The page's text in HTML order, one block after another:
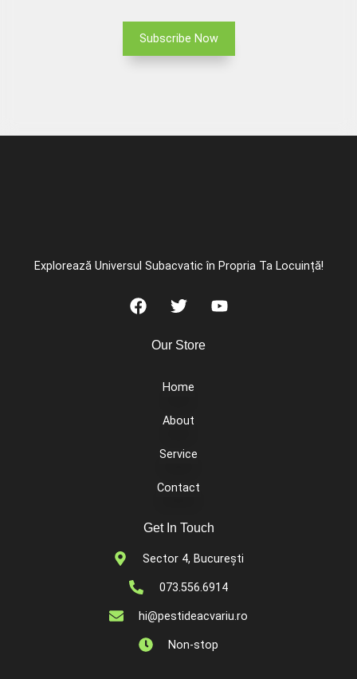
Subscribe Now
Explorează Universul Subacvatic în Propria Ta Locuință!
Our Store
Home
About
Service
Contact
Get In Touch
Sector 4, București
073.556.6914
hi@pestideacvariu.ro
Non-stop